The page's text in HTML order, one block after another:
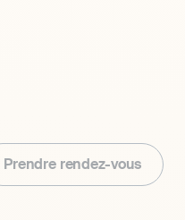
Prendre rendez-vous